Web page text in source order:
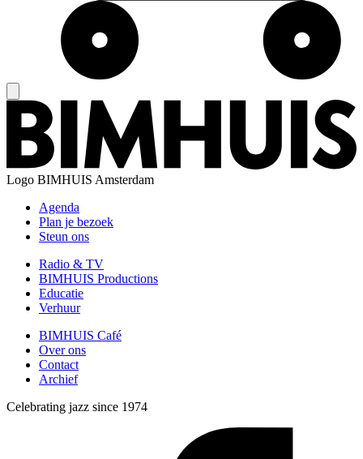
Logo BIMHUIS Amsterdam
Agenda
Plan je bezoek
Steun ons
Radio & TV
BIMHUIS Productions
Educatie
Verhuur
BIMHUIS Café
Over ons
Contact
Archief
Celebrating jazz since 1974